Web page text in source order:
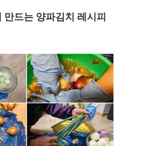
만드는 양파김치 레시피